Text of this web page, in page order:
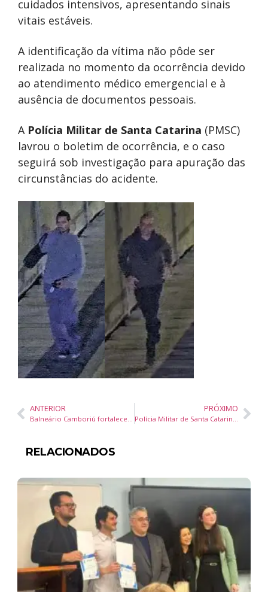
cuidados intensivos, apresentando sinais
vitais estáveis.
A identificação da vítima não pôde ser
realizada no momento da ocorrência devido
ao atendimento médico emergencial e à
ausência de documentos pessoais.
A Polícia Militar de Santa Catarina (PMSC)
lavrou o boletim de ocorrência, e o caso
seguirá sob investigação para apuração das
circunstâncias do acidente.
ANTERIOR
Balneário Camboriú fortalece o trade turístico com networking, novos negócios e expansão do Convention Se Encontra
PRÓXIMO
Polícia Militar de Santa Catarina prende suspeito de roubo em flagrante após ação rápida na Base da Barra, em Balneário Camboriú
RELACIONADOS